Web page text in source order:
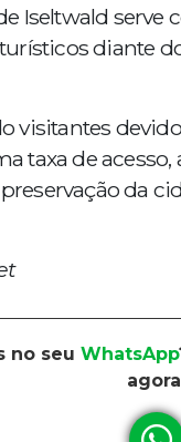
Iseltwald serve
diante
visitantes
taxa de
da
no seu WhatsApp